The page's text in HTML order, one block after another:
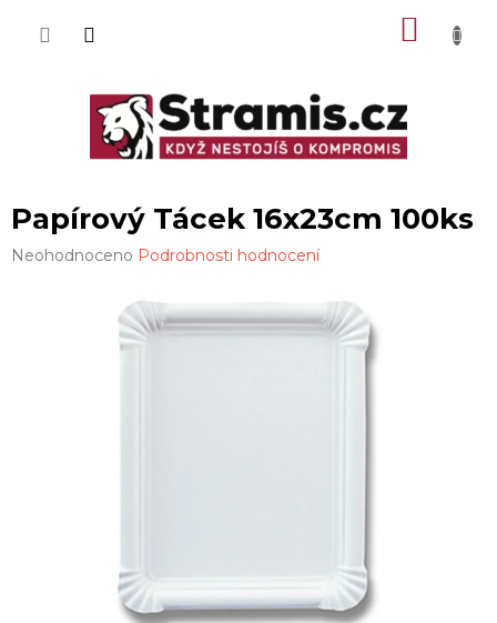
Papírový Tácek 16x23cm 100ks
Průměrné
Neohodnoceno Podrobnosti hodnocení